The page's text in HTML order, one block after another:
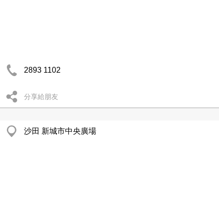
2893 1102
分享給朋友
沙田 新城市中央廣場